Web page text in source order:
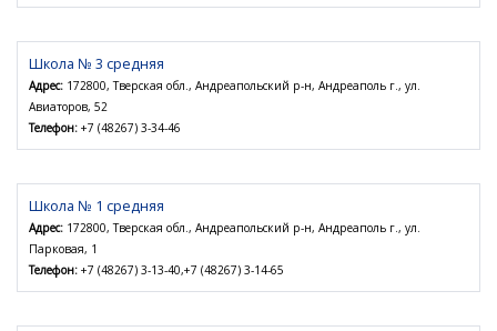
Школа № 3 средняя
Адрес: 172800, Тверская обл., Андреапольский р-н, Андреаполь г., ул.
Авиаторов, 52
Телефон: +7 (48267) 3-34-46
Школа № 1 средняя
Адрес: 172800, Тверская обл., Андреапольский р-н, Андреаполь г., ул.
Парковая, 1
Телефон: +7 (48267) 3-13-40,+7 (48267) 3-14-65